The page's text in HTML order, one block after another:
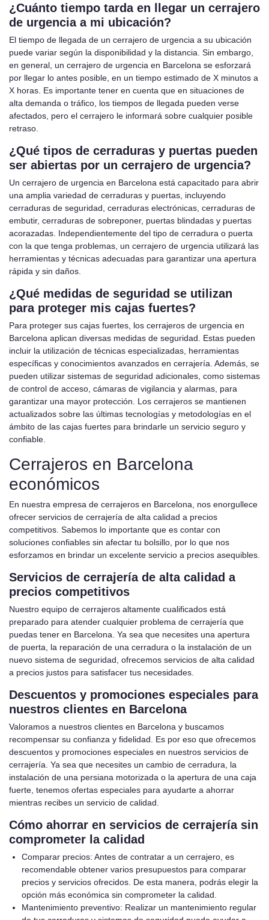
¿Cuánto tiempo tarda en llegar un cerrajero
de urgencia a mi ubicación?
El tiempo de llegada de un cerrajero de urgencia a su ubicación
puede variar según la disponibilidad y la distancia. Sin embargo,
en general, un cerrajero de urgencia en Barcelona se esforzará
por llegar lo antes posible, en un tiempo estimado de X minutos a
X horas. Es importante tener en cuenta que en situaciones de
alta demanda o tráfico, los tiempos de llegada pueden verse
afectados, pero el cerrajero le informará sobre cualquier posible
retraso.
¿Qué tipos de cerraduras y puertas pueden
ser abiertas por un cerrajero de urgencia?
Un cerrajero de urgencia en Barcelona está capacitado para abrir
una amplia variedad de cerraduras y puertas, incluyendo
cerraduras de seguridad, cerraduras electrónicas, cerraduras de
embutir, cerraduras de sobreponer, puertas blindadas y puertas
acorazadas. Independientemente del tipo de cerradura o puerta
con la que tenga problemas, un cerrajero de urgencia utilizará las
herramientas y técnicas adecuadas para garantizar una apertura
rápida y sin daños.
¿Qué medidas de seguridad se utilizan
para proteger mis cajas fuertes?
Para proteger sus cajas fuertes, los cerrajeros de urgencia en
Barcelona aplican diversas medidas de seguridad. Estas pueden
incluir la utilización de técnicas especializadas, herramientas
específicas y conocimientos avanzados en cerrajería. Además, se
pueden utilizar sistemas de seguridad adicionales, como sistemas
de control de acceso, cámaras de vigilancia y alarmas, para
garantizar una mayor protección. Los cerrajeros se mantienen
actualizados sobre las últimas tecnologías y metodologías en el
ámbito de las cajas fuertes para brindarle un servicio seguro y
confiable.
Cerrajeros en Barcelona
económicos
En nuestra empresa de cerrajeros en Barcelona, nos enorgullece
ofrecer servicios de cerrajería de alta calidad a precios
competitivos. Sabemos lo importante que es contar con
soluciones confiables sin afectar tu bolsillo, por lo que nos
esforzamos en brindar un excelente servicio a precios asequibles.
Servicios de cerrajería de alta calidad a
precios competitivos
Nuestro equipo de cerrajeros altamente cualificados está
preparado para atender cualquier problema de cerrajería que
puedas tener en Barcelona. Ya sea que necesites una apertura
de puerta, la reparación de una cerradura o la instalación de un
nuevo sistema de seguridad, ofrecemos servicios de alta calidad
a precios justos para satisfacer tus necesidades.
Descuentos y promociones especiales para
nuestros clientes en Barcelona
Valoramos a nuestros clientes en Barcelona y buscamos
recompensar su confianza y fidelidad. Es por eso que ofrecemos
descuentos y promociones especiales en nuestros servicios de
cerrajería. Ya sea que necesites un cambio de cerradura, la
instalación de una persiana motorizada o la apertura de una caja
fuerte, tenemos ofertas especiales para ayudarte a ahorrar
mientras recibes un servicio de calidad.
Cómo ahorrar en servicios de cerrajería sin
comprometer la calidad
Comparar precios: Antes de contratar a un cerrajero, es
recomendable obtener varios presupuestos para comparar
precios y servicios ofrecidos. De esta manera, podrás elegir la
opción más económica sin comprometer la calidad.
Mantenimiento preventivo: Realizar un mantenimiento regular